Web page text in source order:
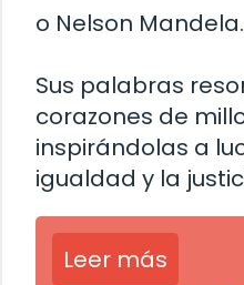
o Nelson Mandela.
Sus palabras
corazones de
inspirándolas a
igualdad y la
Leer más